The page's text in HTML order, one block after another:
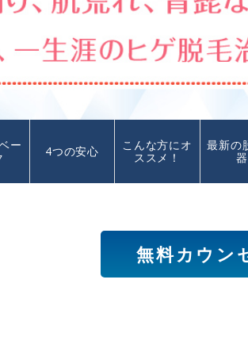
ー
4つの安心
こんな方にオ
ススメ！
最新の
器
無料カウン